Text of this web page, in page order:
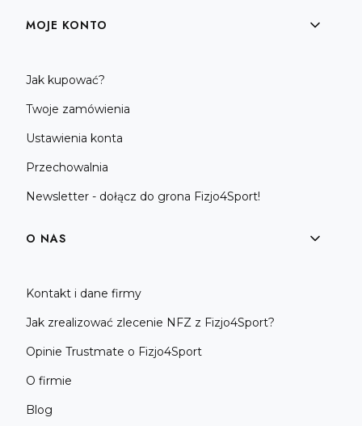
MOJE KONTO
Jak kupować?
Twoje zamówienia
Ustawienia konta
Przechowalnia
Newsletter - dołącz do grona Fizjo4Sport!
O NAS
Kontakt i dane firmy
Jak zrealizować zlecenie NFZ z Fizjo4Sport?
Opinie Trustmate o Fizjo4Sport
O firmie
Blog